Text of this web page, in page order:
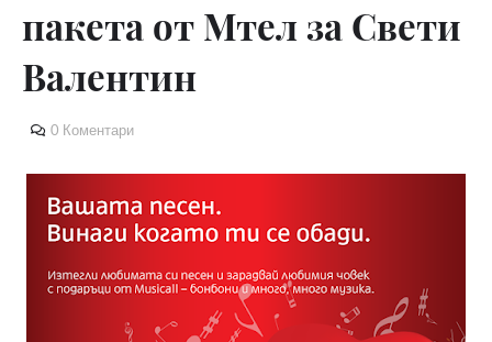
пакета от Мтел за Свети
Валентин
0 Коментари